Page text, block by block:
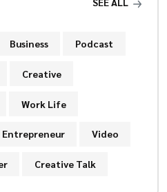
Business Podcast
Creative
Work Life
Entrepreneur Video
Creative Talk